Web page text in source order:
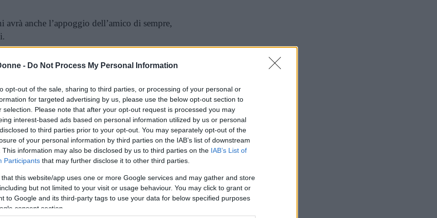
- Do Not Process My Personal Information
opt-out of the sale, sharing to third parties, or processing of your personal or
for targeted advertising by us, please use the below opt-out section to
selection. Please note that after your opt-out request is processed you may
interest-based ads based on personal information utilized by us or personal
to third parties prior to your opt-out. You may separately opt-out of the
of your personal information by third parties on the IAB’s list of downstream
This information may also be disclosed by us to third parties on the IAB’s List of
Participants that may further disclose it to other third parties.
that this website/app uses one or more Google services and may gather and store
but not limited to your visit or usage behaviour. You may click to grant or
to Google and its third-party tags to use your data for below specified purposes
consent section.
avrà anche l’appoggio dell’amico di sempre,
sembra non avere fondamenta reali,
in una
lucidità e da cui dovrà trovare la via
la sua posizione e quella del suo
moto un intricato meccanismo di ricordi, che
porteranno l’avvocato Guerrieri ad
tutti possono sbagliare, ma giustificare i
significa allontanarsi dalla verità e perdere